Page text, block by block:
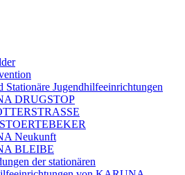
– Berlin
Stationäre Jugendhilfeeinrichtungen
DRUGSTOP
Neukunft
BLEIBE
der stationären